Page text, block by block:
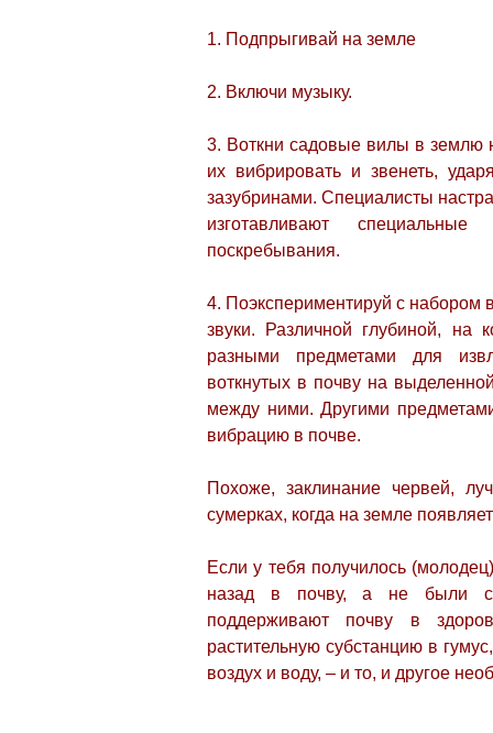
1. Подпрыгивай на земле
2. Включи музыку.
3. Воткни садовые вилы в землю
их вибрировать и звенеть,
зазубринами. Специалисты
изготавливают
поскребывания.
4. Поэкспериментируй с набором
звуки. Различной глубиной,
разными предметами для
воткнутых в почву на
между ними. Другими
вибрацию в почве.
Похоже, заклинание червей,
сумерках, когда на земле
Если у тебя получилось
назад в почву, а не были
поддерживают почву в
растительную субстанцию в
воздух и воду, – и то, и другое